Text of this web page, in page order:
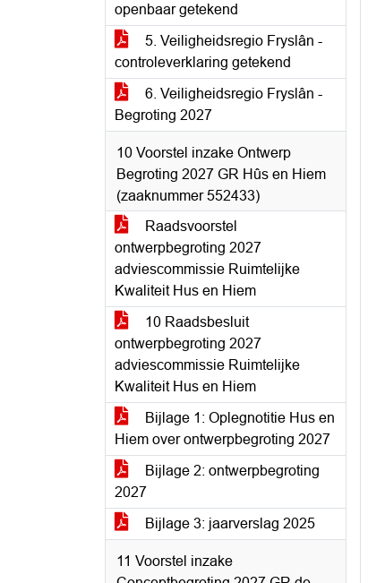
openbaar getekend
5. Veiligheidsregio Fryslân -
controleverklaring getekend
6. Veiligheidsregio Fryslân -
Begroting 2027
10 Voorstel inzake Ontwerp
Begroting 2027 GR Hûs en Hiem
(zaaknummer 552433)
Raadsvoorstel
ontwerpbegroting 2027
adviescommissie Ruimtelijke
Kwaliteit Hus en Hiem
10 Raadsbesluit
ontwerpbegroting 2027
adviescommissie Ruimtelijke
Kwaliteit Hus en Hiem
Bijlage 1: Oplegnotitie Hus en
Hiem over ontwerpbegroting 2027
Bijlage 2: ontwerpbegroting
2027
Bijlage 3: jaarverslag 2025
11 Voorstel inzake